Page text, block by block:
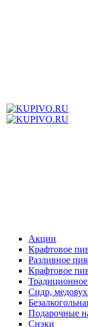
Акции
Крафтовое
Разливное
Крафтовое
Сидр,
Подарочные
Снэки